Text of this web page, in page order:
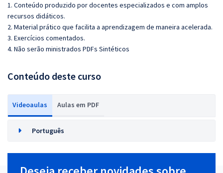
1. Conteúdo produzido por docentes especializados e com amplos
recursos didáticos.
2. Material prático que facilita a aprendizagem de maneira acelerada.
3. Exercícios comentados.
4. Não serão ministrados PDFs Sintéticos
Conteúdo deste curso
Videoaulas Aulas em PDF
Português